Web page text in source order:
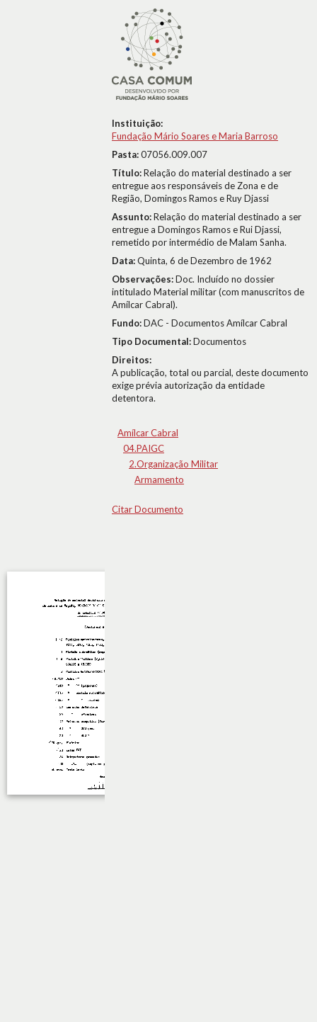
Instituição:
Fundação Mário Soares e Maria Barroso
Pasta:07056.009.007
Título:Relação do material destinado a ser
entregue aos responsáveis de Zona e de
Região, Domingos Ramos e Ruy Djassi
Assunto:Relação do material destinado a ser
entregue a Domingos Ramos e Rui Djassi,
remetido por intermédio de Malam Sanha.
Data:Quinta, 6 de Dezembro de 1962
Observações:Doc. Incluído no dossier
intitulado Material militar (com manuscritos de
Amílcar Cabral).
Fundo:DAC - Documentos Amílcar Cabral
Tipo Documental:Documentos
Direitos:
A publicação, total ou parcial, deste documento
exige prévia autorização da entidade
detentora.
Amílcar Cabral
04.PAIGC
2.Organização Militar
Armamento
Citar Documento